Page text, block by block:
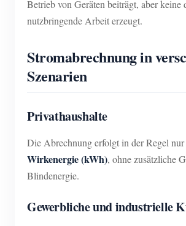
Betrieb von Geräten beiträgt, aber keine
nutzbringende Arbeit erzeugt.
Stromabrechnung in
Szenarien
Privathaushalte
Die Abrechnung erfolgt in der Regel
Wirkenergie (kWh), ohne zusätzliche
Blindenergie.
Gewerbliche und industrielle